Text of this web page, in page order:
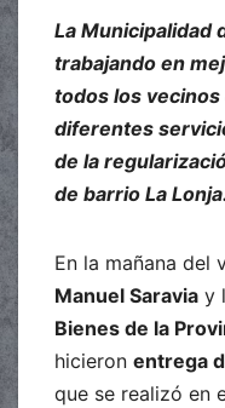
La Municipalidad
trabajando en
todos los
diferentes
de la
de barrio La Lonja.
En la mañana del
Manuel Saravia y
Bienes de la
hicieron entrega
que se realizó en